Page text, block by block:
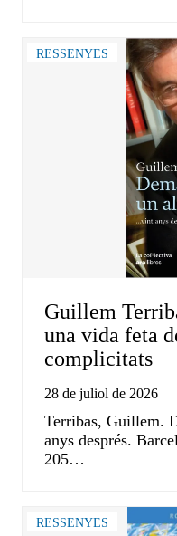
RESSENYES
Guillem
una vida feta
complicitats
28 de juliol de 2026
Terribas, Guillem.
anys després.
205…
RESSENYES